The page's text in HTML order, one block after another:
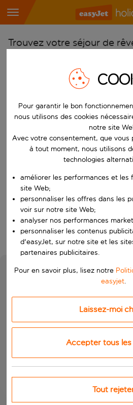
Trouvez votre séjour de
Choisissez votre aéroport
Commencez à taper pour la saisie
Choisissez votre destination
Vers
Choisissez une date de départ et une
Choisissez vos dates
Quand
Pour garantir le bon
nous utilisons des cookies
notre site
Avec votre consentement, que vous
à tout moment, nous utilisons
technologies
améliorer les performances et les
site Web;
personnaliser les offres dans les
voir sur notre site Web;
analyser nos performances
personnaliser les contenus
d'easyJet, sur notre site et les
partenaires publicitaires.
Pour en savoir plus, lisez notre
easyjet.
Laissez-moi
Accepter tous les
Tout